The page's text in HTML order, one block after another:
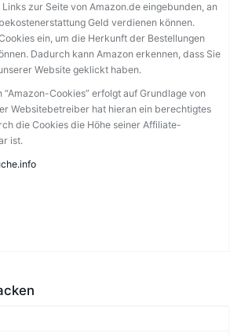
zur Seite von Amazon.de eingebunden, an
Geld verdienen können.
ein, um die Herkunft der Bestellungen
Dadurch kann Amazon erkennen, dass Sie
Website geklickt haben.
“Amazon-Cookies” erfolgt auf Grundlage von
Websitebetreiber hat hieran ein berechtigtes
die Cookies die Höhe seiner Affiliate-
ist.